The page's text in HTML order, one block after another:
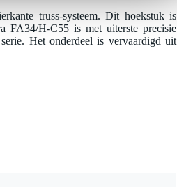
truss-systeem. Dit hoekstuk is
FA34/H-C55 is met uiterste precisie
Het onderdeel is vervaardigd uit